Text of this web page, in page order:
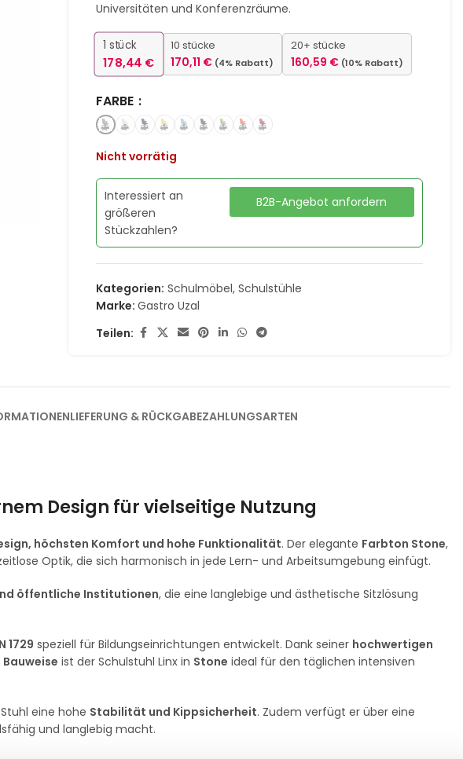
Universitäten und Konferenzräume.
1 stück
178,44 €
10 stücke
170,11 € (4% Rabatt)
20+ stücke
160,59 € (10% Rabatt)
FARBE
Nicht vorrätig
Interessiert an
größeren
Stückzahlen?
B2B-Angebot anfordern
Kategorien: Schulmöbel, Schulstühle
Marke:Gastro Uzal
Teilen:
LIEFERUNG & RÜCKGABEZAHLUNGSARTEN
Design für vielseitige Nutzung
höchsten Komfort und hohe Funktionalität. Der elegante Farbton Stone,
Optik, die sich harmonisch in jede Lern- und Arbeitsumgebung einfügt.
öffentliche Institutionen, die eine langlebige und ästhetische Sitzlösung
1729 speziell für Bildungseinrichtungen entwickelt. Dank seiner hochwertigen
ist der Schulstuhl Linx in Stone ideal für den täglichen intensiven
eine hohe Stabilität und Kippsicherheit. Zudem verfügt er über eine
und langlebig macht.